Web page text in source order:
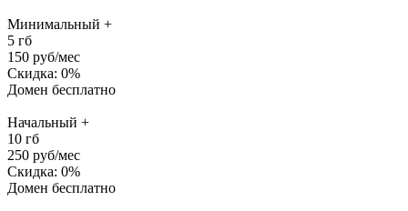
Минимальный +
5 гб
150 руб/мес
Скидка: 0%
Домен бесплатно
Начальный +
10 гб
250 руб/мес
Скидка: 0%
Домен бесплатно